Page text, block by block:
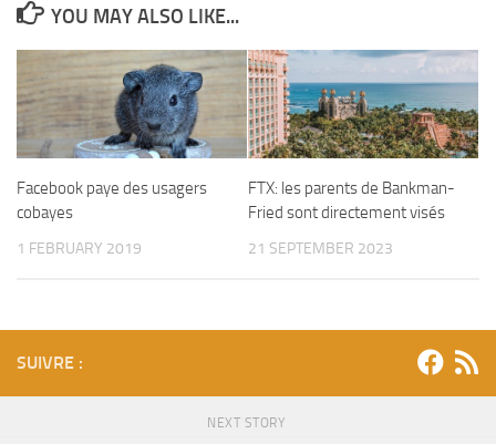
YOU MAY ALSO LIKE...
Facebook paye des usagers
cobayes
1 FEBRUARY 2019
FTX: les parents de Bankman-
Fried sont directement visés
21 SEPTEMBER 2023
SUIVRE :
NEXT STORY